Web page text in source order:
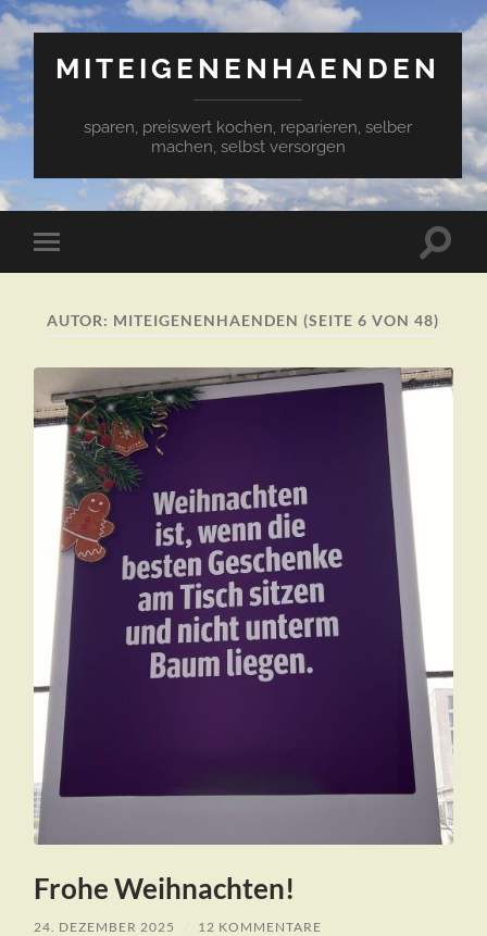
MITEIGENENHAENDEN
sparen, preiswert kochen, reparieren, selber
machen, selbst versorgen
Mobile-
Menü
AUTOR: MITEIGENENHAENDEN (SEITE 6 VON 48)
Frohe Weihnachten!
24. DEZEMBER 2025 12 KOMMENTARE